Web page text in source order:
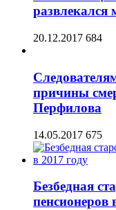
развлекался
20.12.2017 684
причины
Перфилова
14.05.2017 675
Безбедная
пенсионеров